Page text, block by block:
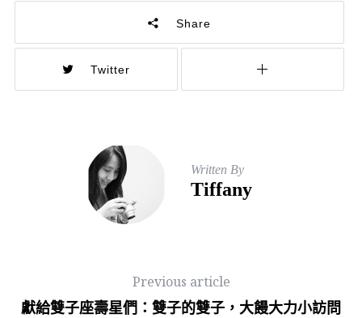
Share
Twitter
Written By
Tiffany
Previous article
獻給雙子座壽星們：雙子的雙子，大饅大力小訪問